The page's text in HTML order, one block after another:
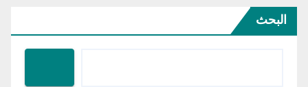
البحث